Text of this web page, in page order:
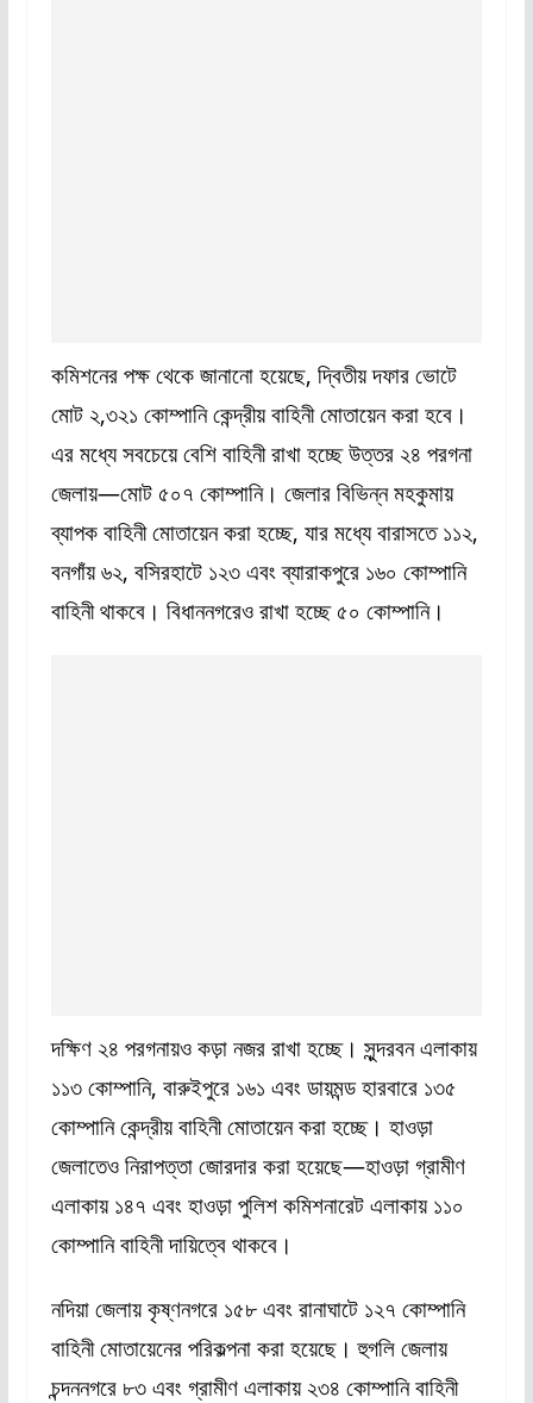
কমিশনের পক্ষ থেকে জানানো হয়েছে, দ্বিতীয় দফার ভোটে
মোট ২,৩২১ কোম্পানি কেন্দ্রীয় বাহিনী মোতায়েন করা হবে।
এর মধ্যে সবচেয়ে বেশি বাহিনী রাখা হচ্ছে উত্তর ২৪ পরগনা
জেলায়—মোট ৫০৭ কোম্পানি। জেলার বিভিন্ন মহকুমায়
ব্যাপক বাহিনী মোতায়েন করা হচ্ছে, যার মধ্যে বারাসতে ১১২,
বনগাঁয় ৬২, বসিরহাটে ১২৩ এবং ব্যারাকপুরে ১৬০ কোম্পানি
বাহিনী থাকবে। বিধাননগরেও রাখা হচ্ছে ৫০ কোম্পানি।
দক্ষিণ ২৪ পরগনায়ও কড়া নজর রাখা হচ্ছে। সুন্দরবন এলাকায়
১১৩ কোম্পানি, বারুইপুরে ১৬১ এবং ডায়মন্ড হারবারে ১৩৫
কোম্পানি কেন্দ্রীয় বাহিনী মোতায়েন করা হচ্ছে। হাওড়া
জেলাতেও নিরাপত্তা জোরদার করা হয়েছে—হাওড়া গ্রামীণ
এলাকায় ১৪৭ এবং হাওড়া পুলিশ কমিশনারেট এলাকায় ১১০
কোম্পানি বাহিনী দায়িত্বে থাকবে।
নদিয়া জেলায় কৃষ্ণনগরে ১৫৮ এবং রানাঘাটে ১২৭ কোম্পানি
বাহিনী মোতায়েনের পরিকল্পনা করা হয়েছে। হুগলি জেলায়
চন্দননগরে ৮৩ এবং গ্রামীণ এলাকায় ২৩৪ কোম্পানি বাহিনী